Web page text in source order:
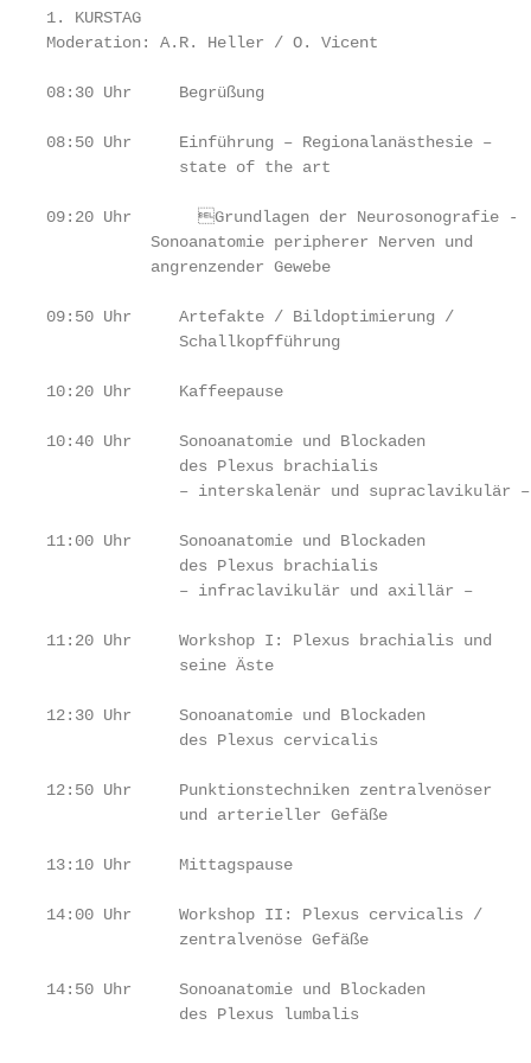
1. KURSTAG
Moderation: A.R. Heller / O. Vicent
08:30 Uhr     Begrüßung
08:50 Uhr     Einführung – Regionalanästhesie –
              state of the art
09:20 Uhr	Grundlagen der Neurosonografie -
           Sonoanatomie peripherer Nerven und
           angrenzender Gewebe
09:50 Uhr     Artefakte / Bildoptimierung /
              Schallkopfführung
10:20 Uhr     Kaffeepause
10:40 Uhr     Sonoanatomie und Blockaden
              des Plexus brachialis
              – interskalenär und supraclavikulär –
11:00 Uhr     Sonoanatomie und Blockaden
              des Plexus brachialis
              – infraclavikulär und axillär –
11:20 Uhr     Workshop I: Plexus brachialis und
              seine Äste
12:30 Uhr     Sonoanatomie und Blockaden
              des Plexus cervicalis
12:50 Uhr     Punktionstechniken zentralvenöser
              und arterieller Gefäße
13:10 Uhr     Mittagspause
14:00 Uhr     Workshop II: Plexus cervicalis /
              zentralvenöse Gefäße
14:50 Uhr     Sonoanatomie und Blockaden
              des Plexus lumbalis